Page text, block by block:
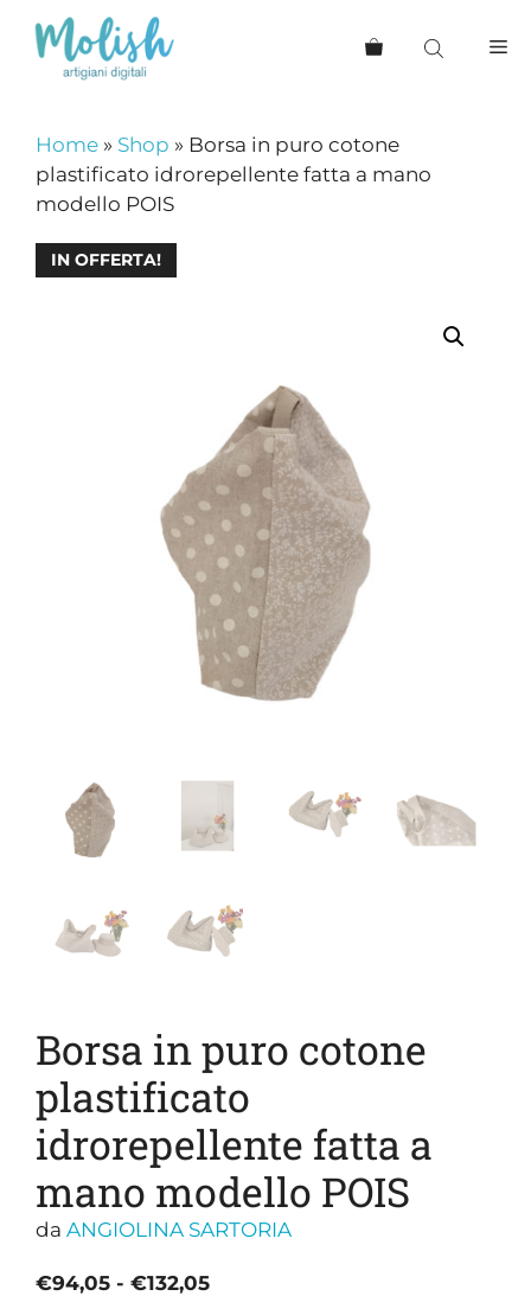
contenuto
Home » Shop » Borsa in puro cotone
plastificato idrorepellente fatta a mano
modello POIS
IN OFFERTA!
Borsa in puro cotone
plastificato
idrorepellente fatta a
mano modello POIS
da ANGIOLINA SARTORIA
€94,05 - €132,05Fascia